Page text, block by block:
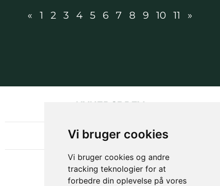
Vi bruger cookies
Vi bruger cookies og andre
tracking teknologier for at
forbedre din oplevelse på vores
« 1 2 3 4 5 6 7 8 9 10 11 »
NYHEDSBREV
OM GAMECHANGER